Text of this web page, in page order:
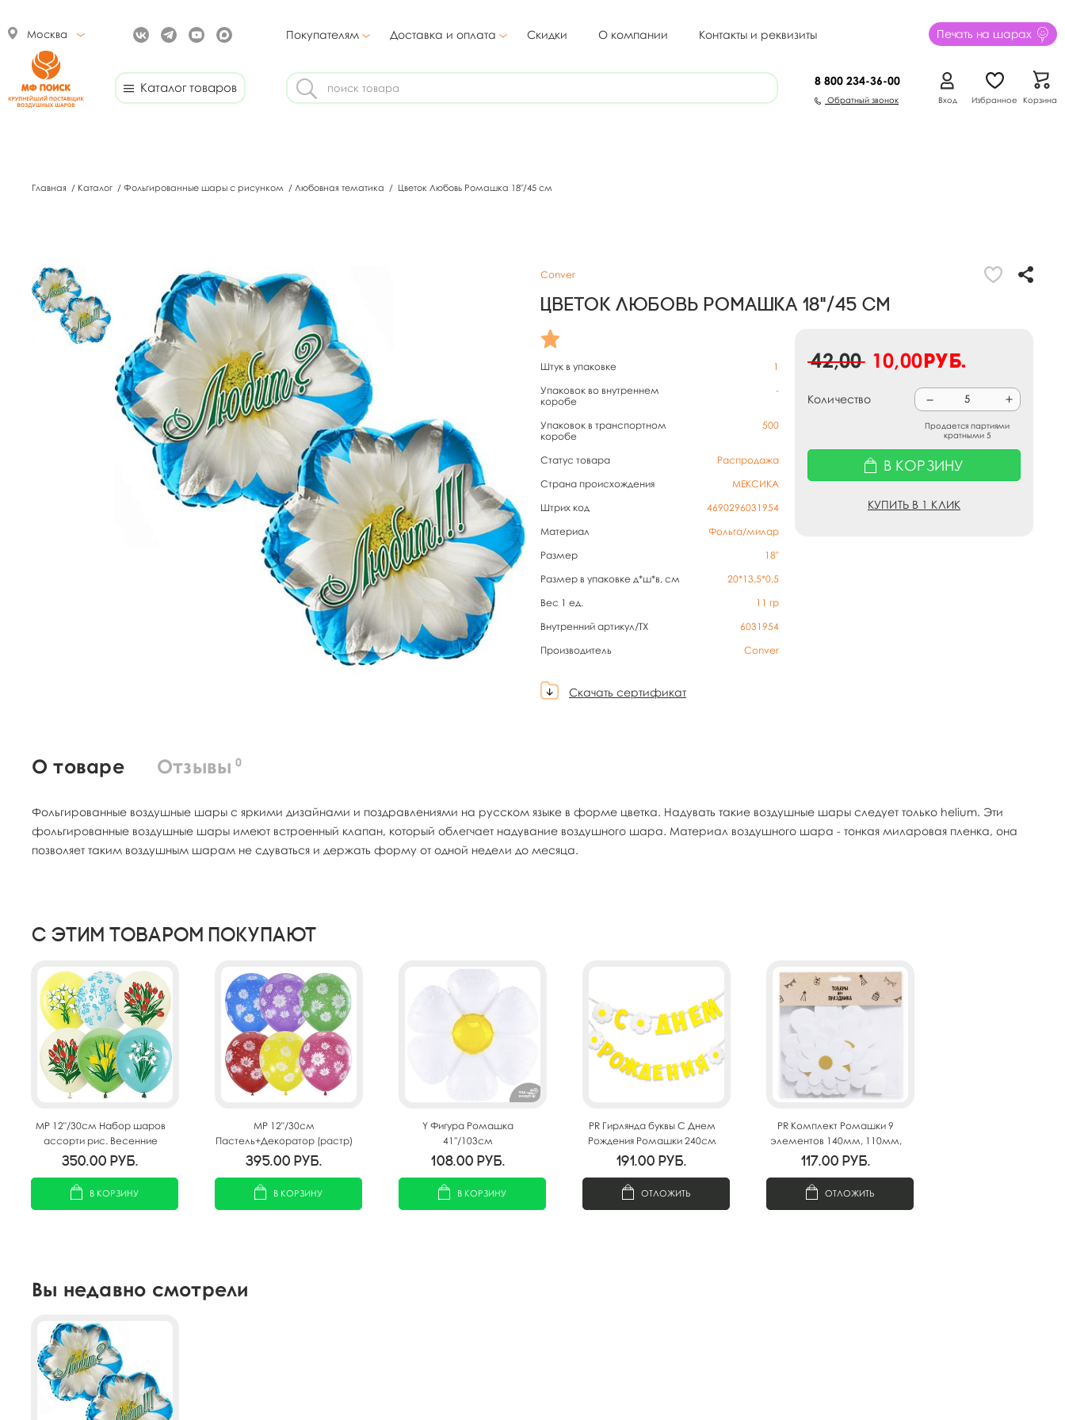
Москва Покупателям Доставка и оплата Скидки О компании Контакты и реквизиты Печать на шарах
Каталог товаров 8 800 234-36-00
Обратный звонок Вход Избранное Корзина
Главная / Каталог / Фольгированные шары с рисунком / Любовная тематика / Цветок Любовь Ромашка 18"/45 см
Conver
Цветок Любовь Ромашка 18"/45 см
Штук в упаковке
1
Упаковок во внутреннем
коробе
-
Упаковок в транспортном
коробе
500
Статус товара
Распродажа
Страна происхождения
МЕКСИКА
Штрих код
4690296031954
Материал
Фольга/милар
Размер
18"
Размер в упаковке д*ш*в, см
20*13,5*0,5
Вес 1 ед.
11 гр
Внутренний артикул/TX
6031954
Производитель
Conver
Скачать сертификат
42,00 10,00руб.
Количество
Продается партиями
кратными 5
В КОРЗИНУ
КУПИТЬ В 1 КЛИК
О товаре Отзывы 0
Фольгированные воздушные шары с яркими дизайнами и поздравлениями на русском языке в форме цветка. Надувать такие воздушные шары следует только helium. Эти
фольгированные воздушные шары имеют встроенный клапан, который облегчает надувание воздушного шара. Материал воздушного шара - тонкая миларовая пленка, она
позволяет таким воздушным шарам не сдуваться и держать форму от одной недели до месяца.
С этим товаром покупают
MP 12"/30см Набор шаров
ассорти рис. Весенние
цветы 25шт
350.00 руб.
В КОРЗИНУ
MP 12"/30см
Пастель+Декоратор (растр)
5 ст. рис Ромашки 25шт
395.00 руб.
В КОРЗИНУ
Y Фигура Ромашка
41''/103см
108.00 руб.
В КОРЗИНУ
PR Гирлянда буквы С Днем
Рождения Ромашки 240см
191.00 руб.
ОТЛОЖИТЬ
PR Комплект Ромашки 9
элементов 140мм, 110мм,
80мм
117.00 руб.
ОТЛОЖИТЬ
Вы недавно смотрели